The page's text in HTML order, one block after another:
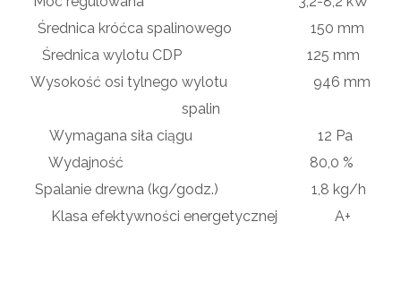
Średnica króćca spalinowego 150 mm
Średnica wylotu CDP 125 mm
Wysokość osi tylnego wylotu 946 mm
spalin
Wymagana siła ciągu 12 Pa
Wydajność 80,0 %
Spalanie drewna (kg/godz.) 1,8 kg/h
Klasa efektywności energetycznej A+